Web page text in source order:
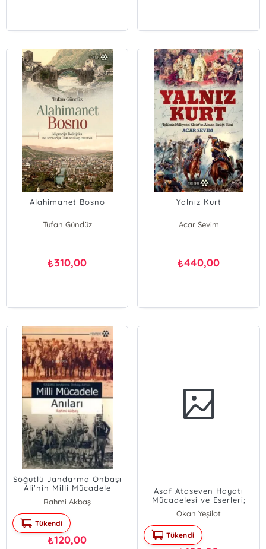
Alahimanet Bosno
Tufan Gündüz
₺310,00
Yalnız Kurt
Acar Sevim
₺440,00
Söğütlü Jandarma Onbaşı
Ali'nin Milli Mücadele
Anıları
Rahmi Akbaş
Tükendi
₺120,00
Asaf Ataseven Hayatı
Mücadelesi ve Eserleri;
Ömrünü Gariplere Adayan
İnanmış Bir Hizmet İnsanı
Okan Yeşilot
Tükendi